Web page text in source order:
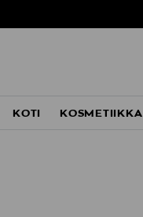
KOTI KOSMETIIKKA